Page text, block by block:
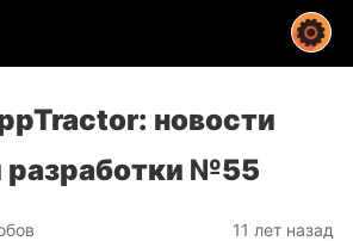
новости
разработки №55
11 лет назад